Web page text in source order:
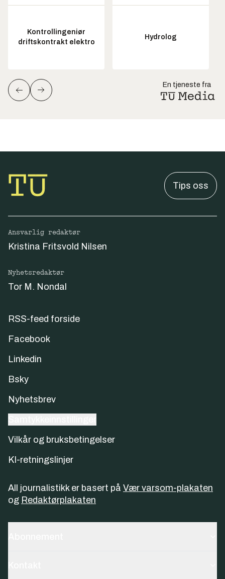
Kontrollingeniør
driftskontrakt elektro
Hydrolog
En tjeneste fra
Tips oss
Ansvarlig redaktør
Kristina Fritsvold Nilsen
Nyhetsredaktør
Tor M. Nondal
RSS-feed forside
Facebook
Linkedin
Bsky
Nyhetsbrev
Vilkår og bruksbetingelser
KI-retningslinjer
All journalistikk er basert på Vær varsom-plakaten
og Redaktørplakaten